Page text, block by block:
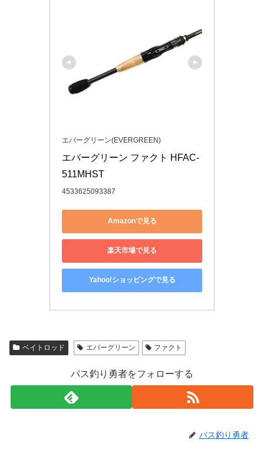
エバーグリーン(EVERGREEN)
エバーグリーン ファクト HFAC-
511MHST
4533625093387
Amazonで見る
楽天市場で見る
Yahoo!ショッピングで見る
ベイトロッド エバーグリーン ファクト
バス釣り勇者をフォローする
バス釣り勇者